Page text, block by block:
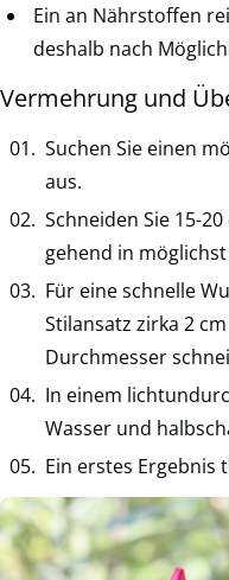
Ein an Nährstoffen
deshalb nach
Vermehrung und
Suchen Sie einen
aus.
Schneiden Sie 15-
gehend in
Für eine schnelle
Stilansatz zirka 2
Durchmesser
In einem
Wasser und
Ein erstes Ergebnis